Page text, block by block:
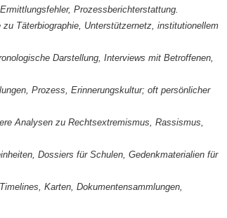
Prozessberichterstattung.
Täterbiographie, Unterstützernetz, institutionellem
Darstellung, Interviews mit Betroffenen,
Prozess, Erinnerungskultur; oft persönlicher
Analysen zu Rechtsextremismus, Rassismus,
Dossiers für Schulen, Gedenkmaterialien für
Karten, Dokumentensammlungen,